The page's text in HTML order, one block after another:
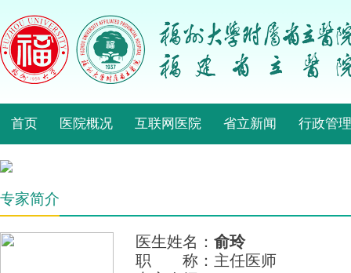
首页 医院概况 互联网医院 省立新闻 行政管理
专家简介
医生姓名： 俞玲
职 称：主任医师